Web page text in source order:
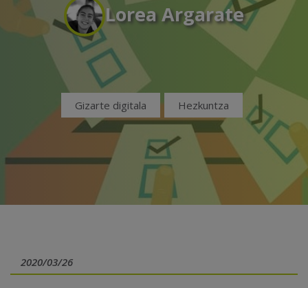
Lorea Argarate
Gizarte digitala Hezkuntza
2020/03/26